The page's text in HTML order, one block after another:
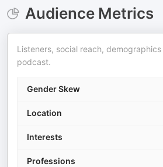
Audience Metrics
Listeners, social reach,
podcast.
Gender Skew
Location
Interests
Professions